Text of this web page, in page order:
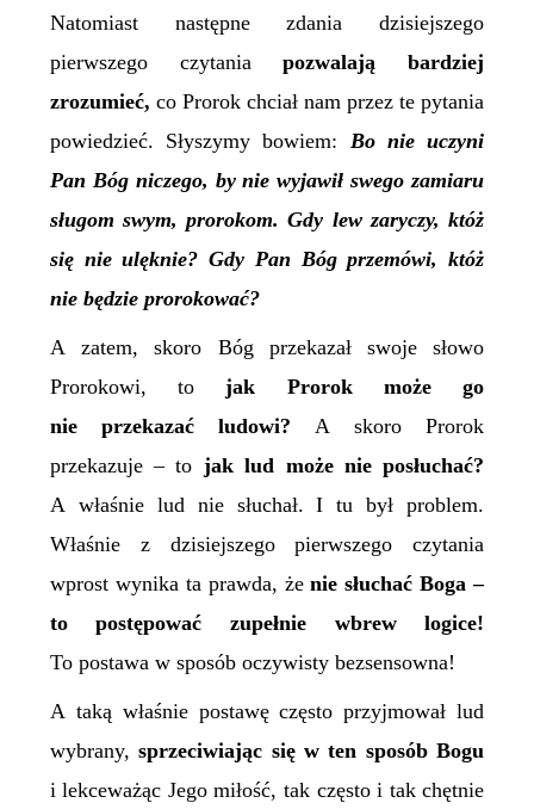
Natomiast następne zdania dzisiejszego
pierwszego czytaniapozwalają bardziej
zrozumieć, co Prorok chciał nam przez te pytania
powiedzieć. Słyszymy bowiem: Bo nie uczyni
Pan Bóg niczego, by nie wyjawił swego zamiaru
sługom swym, prorokom. Gdy lew zaryczy, któż
się nie ulęknie? Gdy Pan Bóg przemówi, któż
nie będzie prorokować?
A zatem, skoro Bóg przekazał swoje słowo
Prorokowi, tojak Prorok może go
nie przekazać ludowi? A skoro Prorok
przekazuje – to jak lud może nie posłuchać?
A właśnie lud nie słuchał. I tu był problem.
Właśnie z dzisiejszego pierwszego czytania
wprost wynika ta prawda, żenie słuchać Boga –
to postępować zupełnie wbrew logice!
To postawa w sposób oczywisty bezsensowna!
A taką właśnie postawę często przyjmował lud
wybrany,sprzeciwiając się w ten sposób Bogu
i lekceważąc Jego miłość, tak często i tak chętnie